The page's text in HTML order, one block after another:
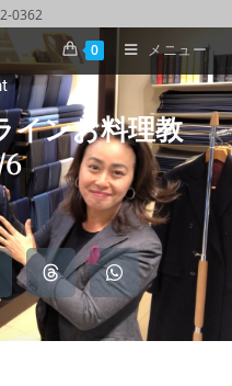
0362
0
メニュー
インお料理教